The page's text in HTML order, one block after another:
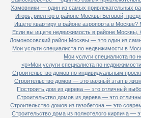
Хамовники — один из самых привлекательных
Игорь, риелтор в районе Москвы Беговой,
Ищете квартиру в районе аэропорта в
Если вы ищете недвижимость в районе Москвы,
Ломоносовский район Москвы — это один из
Мои услуги специалиста по недвижимости в
Мои услуги специалиста по
<p>Мои услуги специалиста по
Строительство домов по индивидуальным
Строительство домов — это важный этап в
Построить дом из дерева — это отличный
Строительство домов из дерева — это
Строительство домов из газобетона — это
Строительство дома из полнотелого кирпича —